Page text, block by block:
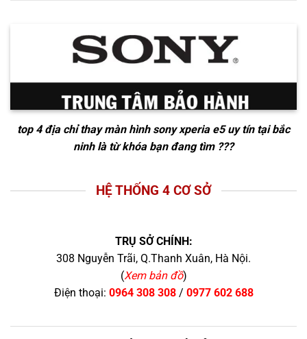
top 4 địa chỉ thay màn hình sony xperia e5 uy tín tại bắc
ninhlà từ khóa bạn đang tìm ???
HỆ THỐNG 4 CƠ SỞ
TRỤ SỞ CHÍNH:
308 Nguyễn Trãi, Q.Thanh Xuân, Hà Nội.
(Xem bản đồ)
Điện thoại: 0964 308 308/ 0977 602 688